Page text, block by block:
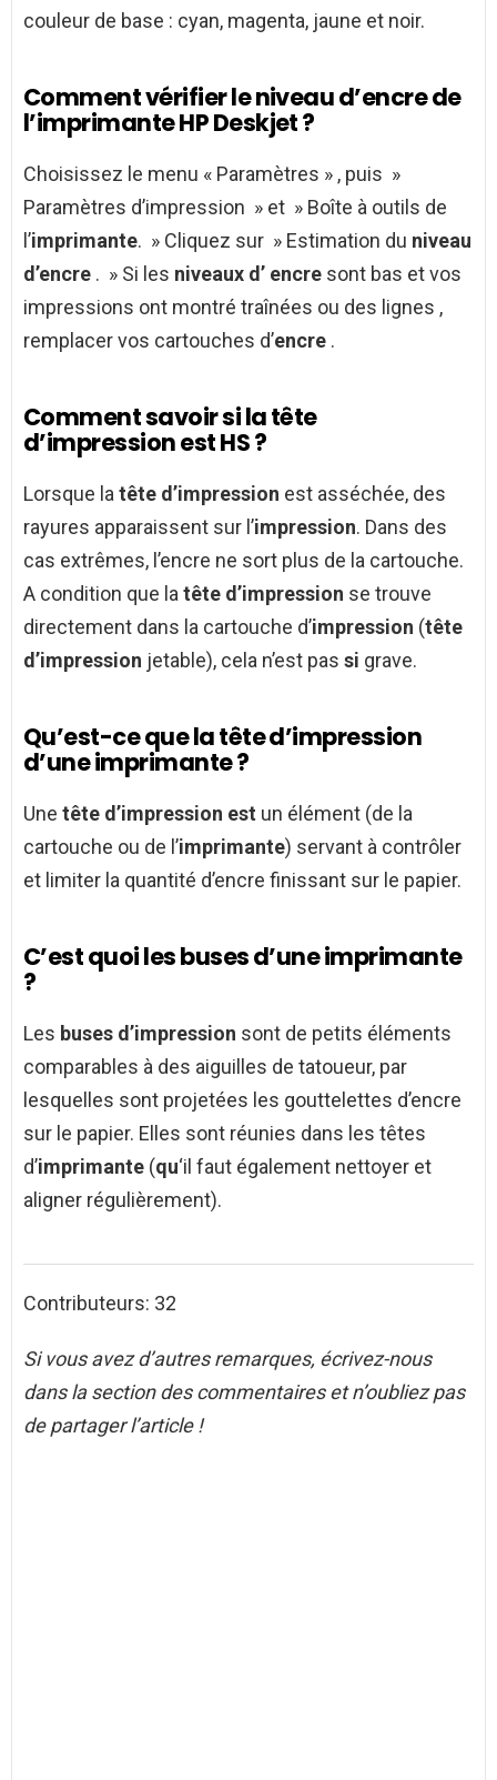
couleur de base : cyan, magenta, jaune et noir.
Comment vérifier le niveau d’encre de
l’imprimante HP Deskjet ?
Choisissez le menu « Paramètres » , puis »
Paramètres d’impression » et » Boîte à outils de
l’imprimante. » Cliquez sur » Estimation du niveau
d’encre . » Si les niveaux d’ encre sont bas et vos
impressions ont montré traînées ou des lignes ,
remplacer vos cartouches d’encre .
Comment savoir si la tête
d’impression est HS ?
Lorsque la tête d’impression est asséchée, des
rayures apparaissent sur l’impression. Dans des
cas extrêmes, l’encre ne sort plus de la cartouche.
A condition que la tête d’impression se trouve
directement dans la cartouche d’impression (tête
d’impression jetable), cela n’est pas si grave.
Qu’est-ce que la tête d’impression
d’une imprimante ?
Une tête d’impression est un élément (de la
cartouche ou de l’imprimante) servant à contrôler
et limiter la quantité d’encre finissant sur le papier.
C’est quoi les buses d’une imprimante
?
Les buses d’impression sont de petits éléments
comparables à des aiguilles de tatoueur, par
lesquelles sont projetées les gouttelettes d’encre
sur le papier. Elles sont réunies dans les têtes
d’imprimante (qu‘il faut également nettoyer et
aligner régulièrement).
Contributeurs: 32
Si vous avez d’autres remarques, écrivez-nous
dans la section des commentaires et n’oubliez pas
de partager l’article !